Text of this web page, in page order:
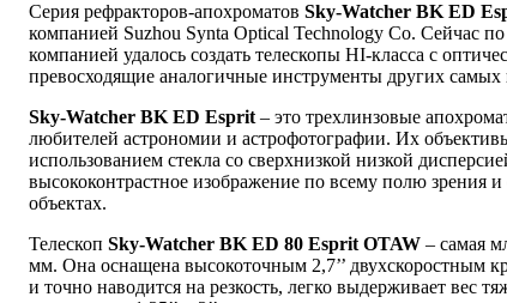
Серия рефракторов-апохроматов Sky-Watcher BK ED
компанией Suzhou Synta Optical Technology Co. Сейчас
компанией удалось создать телескопы HI-класса с
превосходящие аналогичные инструменты других
Sky-Watcher BK ED Esprit – это трехлинзовые
любителей астрономии и астрофотографии. Их
использованием стекла со сверхнизкой низкой
высококонтрастное изображение по всему полю зрения
объектах.
Телескоп Sky-Watcher BK ED 80 Esprit OTAW – самая
мм. Она оснащена высокоточным 2,7’’ двухскоростным
и точно наводится на резкость, легко выдерживает вес